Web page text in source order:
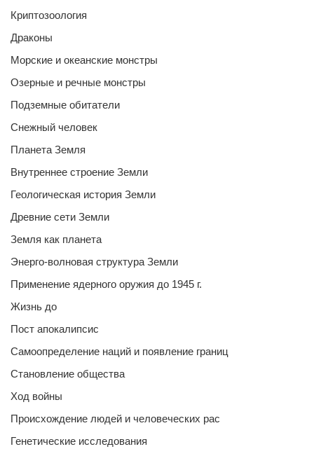
Криптозоология
Драконы
Морские и океанские монстры
Озерные и речные монстры
Подземные обитатели
Снежный человек
Планета Земля
Внутреннее строение Земли
Геологическая история Земли
Древние сети Земли
Земля как планета
Энерго-волновая структура Земли
Применение ядерного оружия до 1945 г.
Жизнь до
Пост апокалипсис
Самоопределение наций и появление границ
Становление общества
Ход войны
Происхождение людей и человеческих рас
Генетические исследования